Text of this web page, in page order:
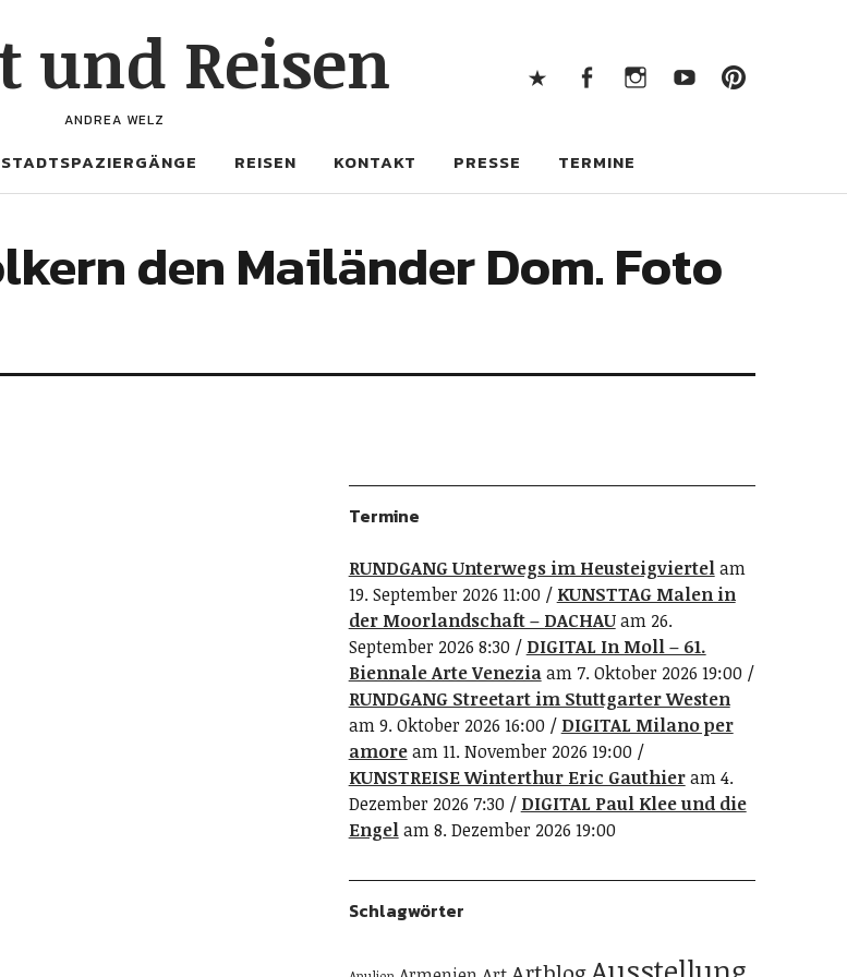
und Reisen
ANDREA WELZ
STADTSPAZIERGÄNGE REISEN KONTAKT PRESSE TERMINE
den Mailänder Dom. Foto
Termine
RUNDGANG Unterwegs im Heusteigviertelam
19. September 2026 11:00
KUNSTTAG Malen in
der Moorlandschaft – DACHAUam 26.
September 2026 8:30
DIGITAL In Moll – 61.
Biennale Arte Veneziaam 7. Oktober 2026 19:00
RUNDGANG Streetart im Stuttgarter Westen
am 9. Oktober 2026 16:00
DIGITAL Milano per
amoream 11. November 2026 19:00
KUNSTREISE Winterthur Eric Gauthieram 4.
Dezember 2026 7:30
DIGITAL Paul Klee und die
Engelam 8. Dezember 2026 19:00
Schlagwörter